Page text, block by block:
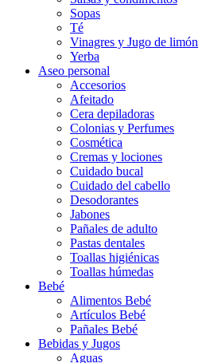
Sopas
Té
Vinagres y Jugo de limón
Yerba
Aseo personal
Accesorios
Afeitado
Cera depiladoras
Colonias y Perfumes
Cosmética
Cremas y lociones
Cuidado bucal
Cuidado del cabello
Desodorantes
Jabones
Pañales de adulto
Pastas dentales
Toallas higiénicas
Toallas húmedas
Bebé
Alimentos Bebé
Artículos Bebé
Pañales Bebé
Bebidas y Jugos
Aguas